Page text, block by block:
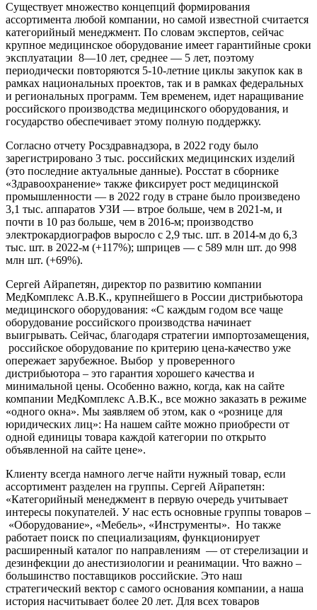
Существует множество концепций формирования
ассортимента любой компании, но самой известной считается
категорийный менеджмент. По словам экспертов, сейчас
крупное медицинское оборудование имеет гарантийные сроки
эксплуатации 8—10 лет, среднее — 5 лет, поэтому
периодически повторяются 5-10-летние циклы закупок как в
рамках национальных проектов, так и в рамках федеральных
и региональных программ. Тем временем, идет наращивание
российского производства медицинского оборудования, и
государство обеспечивает этому полную поддержку.
Согласно отчету Росздравнадзора, в 2022 году было
зарегистрировано 3 тыс. российских медицинских изделий
(это последние актуальные данные). Росстат в сборнике
«Здравоохранение» также фиксирует рост медицинской
промышленности — в 2022 году в стране было произведено
3,1 тыс. аппаратов УЗИ — втрое больше, чем в 2021-м, и
почти в 10 раз больше, чем в 2016-м; производство
электрокардиографов выросло с 2,9 тыс. шт. в 2014-м до 6,3
тыс. шт. в 2022-м (+117%); шприцев — с 589 млн шт. до 998
млн шт. (+69%).
Сергей Айрапетян, директор по развитию компании
МедКомплекс А.В.К., крупнейшего в России дистрибьютора
медицинского оборудования: «С каждым годом все чаще
оборудование российского производства начинает
выигрывать. Сейчас, благодаря стратегии импортозамещения,
российское оборудование по критерию цена-качество уже
опережает зарубежное. Выбор у проверенного
дистрибьютора – это гарантия хорошего качества и
минимальной цены. Особенно важно, когда, как на сайте
компании МедКомплекс А.В.К., все можно заказать в режиме
«одного окна». Мы заявляем об этом, как о «рознице для
юридических лиц»: На нашем сайте можно приобрести от
одной единицы товара каждой категории по открыто
объявленной на сайте цене».
Клиенту всегда намного легче найти нужный товар, если
ассортимент разделен на группы. Сергей Айрапетян:
«Категорийный менеджмент в первую очередь учитывает
интересы покупателей. У нас есть основные группы товаров –
«Оборудование», «Мебель», «Инструменты». Но также
работает поиск по специализациям, функционирует
расширенный каталог по направлениям — от стерелизации и
дезинфекции до анестизиологии и реанимации. Что важно –
большинство поставщиков российские. Это наш
стратегический вектор с самого основания компании, а наша
история насчитывает более 20 лет. Для всех товаров